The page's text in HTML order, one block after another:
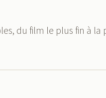
du film le plus fin à la